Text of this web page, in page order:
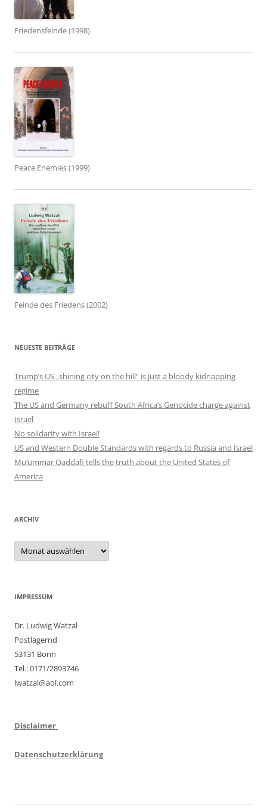
Friedensfeinde (1998)
Peace Enemies (1999)
Feinde des Friedens (2002)
NEUESTE BEITRÄGE
Trump’s US „shining city on the hill“ is just a bloody kidnapping
regime
The US and Germany rebuff South Africa’s Genocide charge against
Israel
No solidarity with Israel!
US and Western Double Standards with regards to Russia and Israel
Mu’ummar Qaddafi tells the truth about the United States of
America
ARCHIV
Archiv
IMPRESSUM
Dr. Ludwig Watzal
Postlagernd
53131 Bonn
Tel.: 0171/2893746
lwatzal@aol.com
Disclaimer
Datenschutzerklärung